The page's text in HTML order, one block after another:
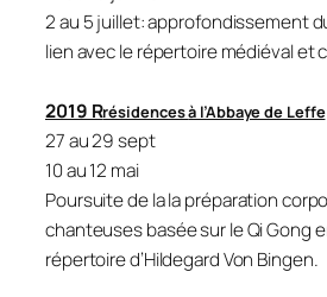
2 au 5 juillet: approfondissement
lien avec le répertoire médiéval et
2019 Rrésidencesà l’Abbaye de Leffe
27 au 29 sept
10 au 12 mai
Poursuite de la la préparation
chanteuses basée sur le Qi Gong
répertoire d’Hildegard Von Bingen.